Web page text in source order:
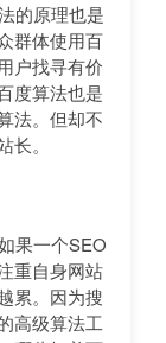
的原理也是
群体使用百
户找寻有价
度算法也是
法。但却不
。
果一个SEO
重自身网站
累。因为搜
高级算法工